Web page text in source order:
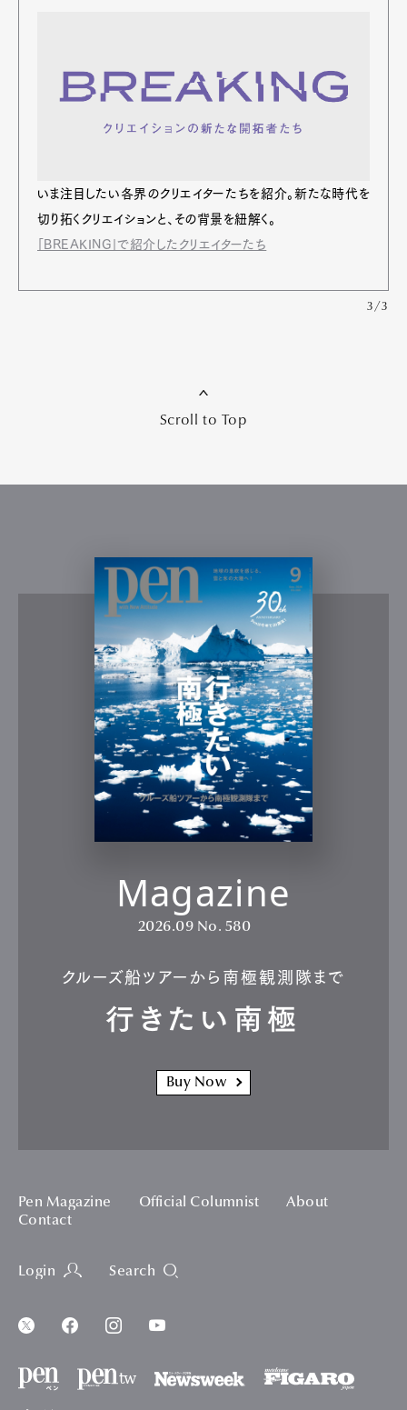
いま注⽬したい各界のクリエイターたちを紹介。新たな時代を
切り拓くクリエイションと、その背景を紐解く。
「BREAKING」で紹介したクリエイターたち
3/3
Scroll to Top
Magazine
2026.09 No. 580
クルーズ船ツアーから南極観測隊まで
行きたい南極
Buy Now
Pen Magazine Official Columnist
About
Contact
Login Search